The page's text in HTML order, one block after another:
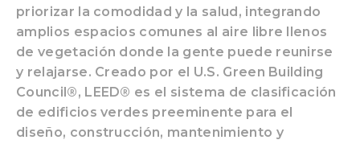
priorizar la comodidad y la salud, integrando
amplios espacios comunes al aire libre llenos
de vegetación donde la gente puede reunirse
y relajarse. Creado por el U.S. Green Building
Council®, LEED® es el sistema de clasificación
de edificios verdes preeminente para el
diseño, construcción, mantenimiento y